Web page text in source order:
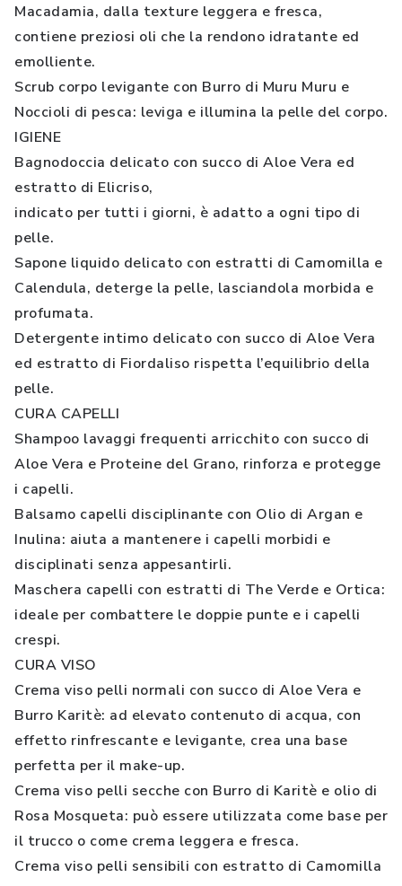
Macadamia, dalla texture leggera e fresca,
contiene preziosi oli che la rendono idratante ed
emolliente.
Scrub corpo levigante con Burro di Muru Muru e
Noccioli di pesca: leviga e illumina la pelle del corpo.
IGIENE
Bagnodoccia delicato con succo di Aloe Vera ed
estratto di Elicriso,
indicato per tutti i giorni, è adatto a ogni tipo di
pelle.
Sapone liquido delicato con estratti di Camomilla e
Calendula, deterge la pelle, lasciandola morbida e
profumata.
Detergente intimo delicato con succo di Aloe Vera
ed estratto di Fiordaliso rispetta l’equilibrio della
pelle.
CURA CAPELLI
Shampoo lavaggi frequenti arricchito con succo di
Aloe Vera e Proteine del Grano, rinforza e protegge
i capelli.
Balsamo capelli disciplinante con Olio di Argan e
Inulina: aiuta a mantenere i capelli morbidi e
disciplinati senza appesantirli.
Maschera capelli con estratti di The Verde e Ortica:
ideale per combattere le doppie punte e i capelli
crespi.
CURA VISO
Crema viso pelli normali con succo di Aloe Vera e
Burro Karitè: ad elevato contenuto di acqua, con
effetto rinfrescante e levigante, crea una base
perfetta per il make-up.
Crema viso pelli secche con Burro di Karitè e olio di
Rosa Mosqueta: può essere utilizzata come base per
il trucco o come crema leggera e fresca.
Crema viso pelli sensibili con estratto di Camomilla